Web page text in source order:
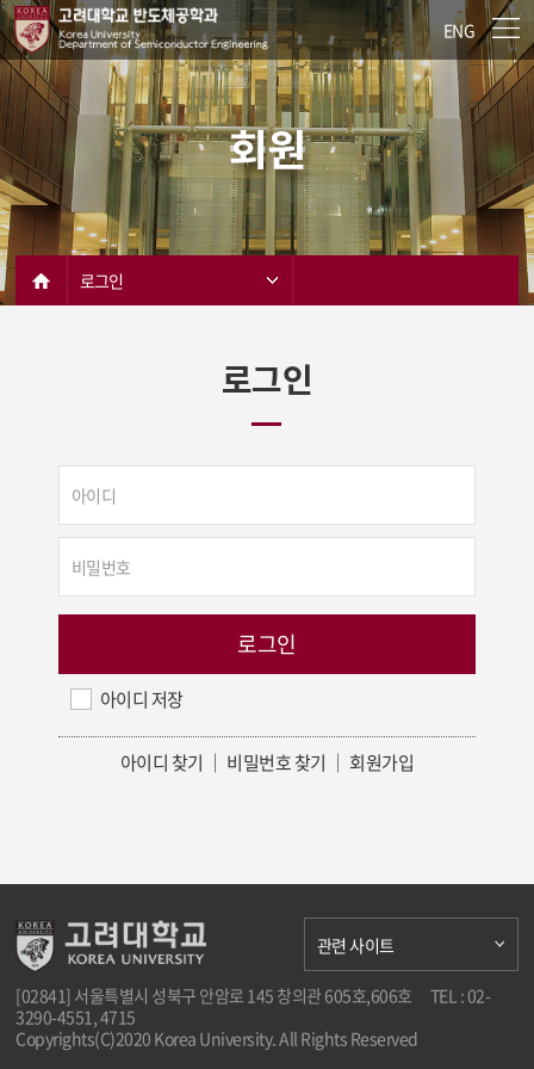
ENG
회원
로그인
로그인
아이디 저장
아이디 찾기 ｜ 비밀번호 찾기 ｜ 회원가입
[02841] 서울특별시 성북구 안암로 145 창의관 605호,606호
TEL : 02-
3290-4551, 4715
Copyrights(C)2020 Korea University. All Rights Reserved
관련 사이트